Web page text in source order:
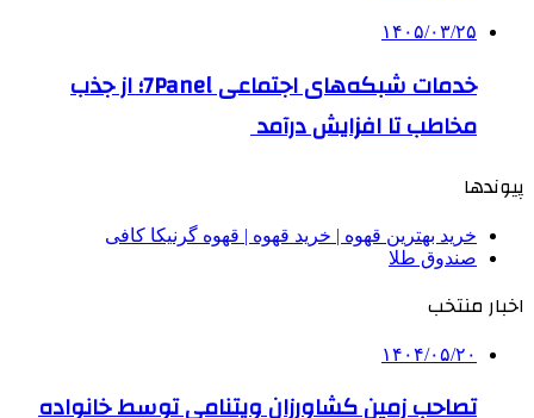
۱۴۰۵/۰۳/۲۵
خدمات شبکه‌های اجتماعی 7Panel؛ از جذب
مخاطب تا افزایش درآمد
پیوندها
خرید بهترین قهوه | خرید قهوه | قهوه گرنیکا کافی
صندوق طلا
اخبار منتخب
۱۴۰۴/۰۵/۲۰
تصاحب زمین کشاورزان ویتنامی توسط خانواده